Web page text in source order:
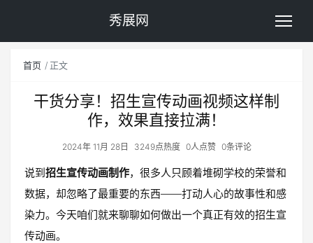
秀展网
首页 正文
干货分享！招生宣传动画视频这样制
作，效果直接拉满！
2024年 11月 28日 3249点热度 0人点赞 0条评论
说到招生宣传动画制作，很多人只顾着堆砌学校的荣誉和
数据，却忽略了最重要的东西——打动人心的故事性和感
染力。今天咱们就来聊聊如何做出一个真正有效的招生宣
传动画。